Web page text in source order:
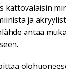
kattovalaisin
ja
antaa